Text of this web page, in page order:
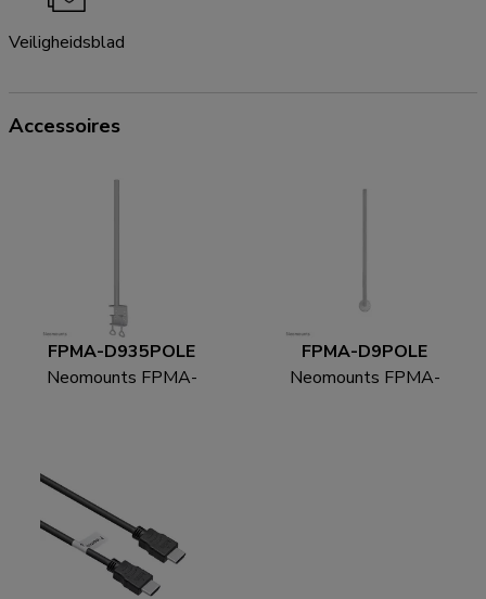
Veiligheidsblad
Accessoires
FPMA-D935POLE
Neomounts FPMA-
FPMA-D9POLE
Neomounts FPMA-